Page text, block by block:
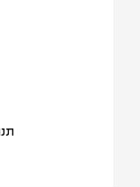
תנור